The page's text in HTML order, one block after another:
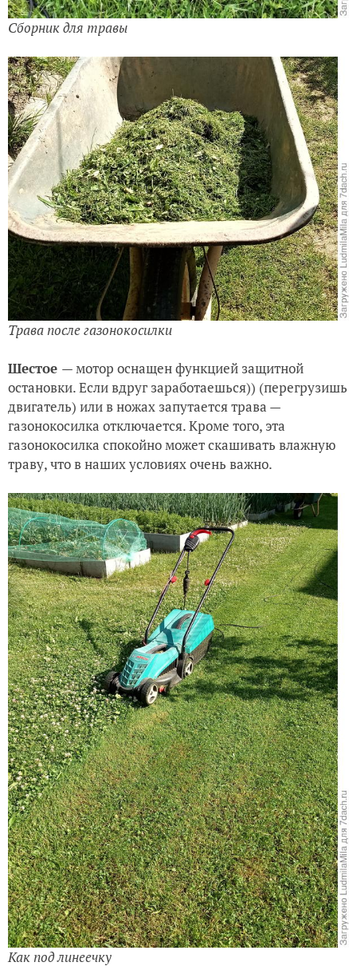
Сборник для травы
Трава после газонокосилки
Шестое — мотор оснащен функцией защитной
остановки. Если вдруг заработаешься)) (перегрузишь
двигатель) или в ножах запутается трава —
газонокосилка отключается. Кроме того, эта
газонокосилка спокойно может скашивать влажную
траву, что в наших условиях очень важно.
Как под линеечку